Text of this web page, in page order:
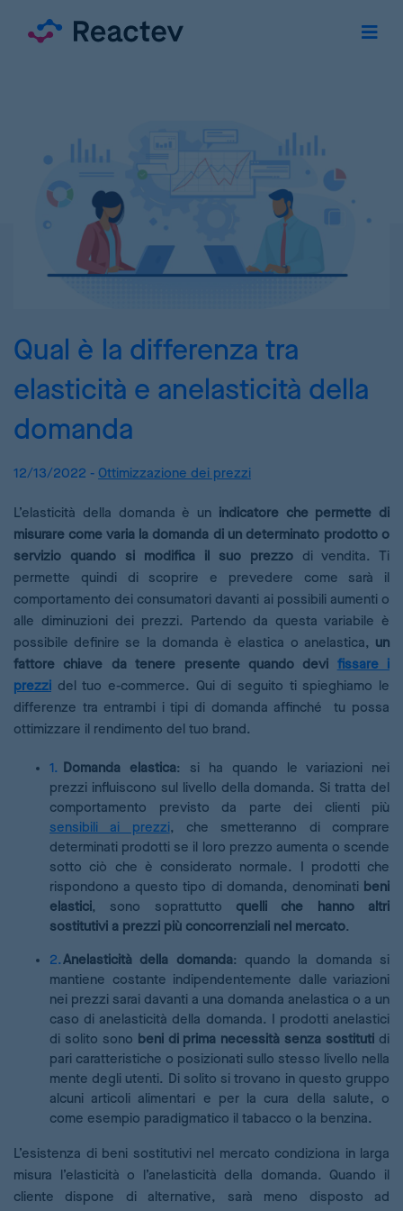
Qual è la differenza tra
elasticità e anelasticità della
domanda
12/13/2022 - Ottimizzazione dei prezzi
L’elasticità della domanda è un indicatore che permette di
misurare come varia la domanda di un determinato prodotto o
servizio quando si modifica il suo prezzo di vendita. Ti
permette quindi di scoprire e prevedere come sarà il
comportamento dei consumatori davanti ai possibili aumenti o
alle diminuzioni dei prezzi. Partendo da questa variabile è
possibile definire se la domanda è elastica o anelastica, un
fattore chiave da tenere presente quando devi fissare i
prezzi del tuo e-commerce. Qui di seguito ti spieghiamo le
differenze tra entrambi i tipi di domanda affinché tu possa
ottimizzare il rendimento del tuo brand.
Domanda elastica: si ha quando le variazioni nei
prezzi influiscono sul livello della domanda. Si tratta del
comportamento previsto da parte dei clienti più
sensibili ai prezzi, che smetteranno di comprare
determinati prodotti se il loro prezzo aumenta o scende
sotto ciò che è considerato normale. I prodotti che
rispondono a questo tipo di domanda, denominati beni
elastici, sono soprattutto quelli che hanno altri
sostitutivi a prezzi più concorrenziali nel mercato.
Anelasticità della domanda: quando la domanda si
mantiene costante indipendentemente dalle variazioni
nei prezzi sarai davanti a una domanda anelastica o a un
caso di anelasticità della domanda. I prodotti anelastici
di solito sono beni di prima necessità senza sostituti di
pari caratteristiche o posizionati sullo stesso livello nella
mente degli utenti. Di solito si trovano in questo gruppo
alcuni articoli alimentari e per la cura della salute, o
come esempio paradigmatico il tabacco o la benzina.
L’esistenza di beni sostitutivi nel mercato condiziona in larga
misura l’elasticità o l’anelasticità della domanda. Quando il
cliente dispone di alternative, sarà meno disposto ad